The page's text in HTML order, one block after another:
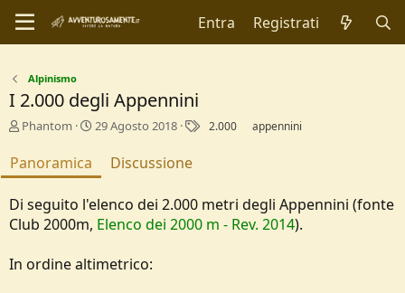
Entra Registrati
Alpinismo
I 2.000 degli Appennini
A
t
o
e
Phantom
C
a
i
o
d
a
29 Agosto 2018 2.000 appennini
Panoramica Discussione
Di seguito l'elenco dei 2.000 metri degli Appennini (fonte
Club 2000m, Elenco dei 2000 m - Rev. 2014).
In ordine altimetrico: